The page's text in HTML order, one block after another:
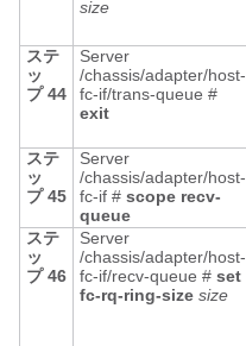
size
ステ
ッ
プ 44
Server
/chassis/adapter/host-
fc-if/trans-queue #
exit
ステ
ッ
プ 45
Server
/chassis/adapter/host-
fc-if # scope recv-
queue
ステ
ッ
プ 46
Server
/chassis/adapter/host-
fc-if/recv-queue # set
fc-rq-ring-size size